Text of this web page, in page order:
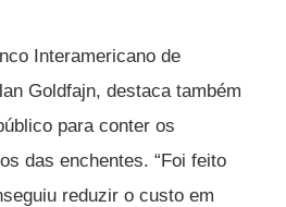
Interamericano de
Goldfajn, destaca também
para conter os
das enchentes. “Foi feito
reduzir o custo em